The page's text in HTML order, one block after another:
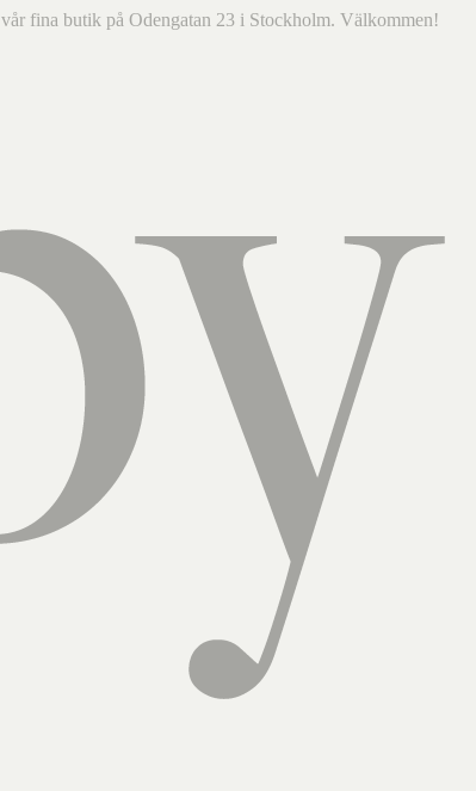
fina butik på Odengatan 23 i Stockholm. Välkommen!